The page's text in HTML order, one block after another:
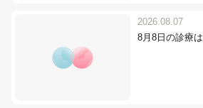
2026.08.07
8月8日の診療は